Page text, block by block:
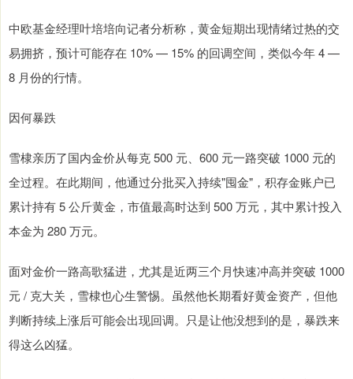
中欧基金经理叶培培向记者分析称，黄金短期出现情绪过热的交
易拥挤，预计可能存在 10% — 15% 的回调空间，类似今年 4 —
8 月份的行情。
因何暴跌
雪棣亲历了国内金价从每克 500 元、600 元一路突破 1000 元的
全过程。在此期间，他通过分批买入持续"囤金"，积存金账户已
累计持有 5 公斤黄金，市值最高时达到 500 万元，其中累计投入
本金为 280 万元。
面对金价一路高歌猛进，尤其是近两三个月快速冲高并突破 1000
元 / 克大关，雪棣也心生警惕。虽然他长期看好黄金资产，但他
判断持续上涨后可能会出现回调。只是让他没想到的是，暴跌来
得这么凶猛。